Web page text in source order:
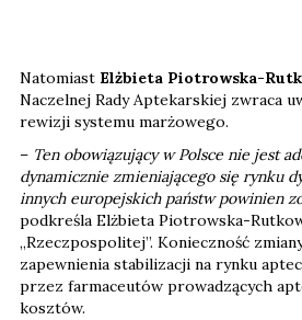
Natomiast Elżbieta Piotrowska-
Naczelnej Rady Aptekarskiej zwraca
rewizji systemu marżowego.
– Ten obowiązujący w Polsce nie jest
dynamicznie zmieniającego się rynku
innych europejskich państw powinien
podkreśla Elżbieta Piotrowska-
„Rzeczpospolitej”. Konieczność
zapewnienia stabilizacji na rynku
przez farmaceutów prowadzących
kosztów.